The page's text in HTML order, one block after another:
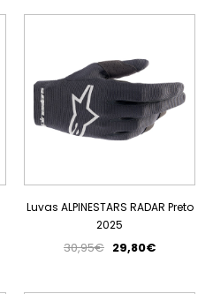
Luvas ALPINESTARS RADAR Preto
2025
30,95€ 29,80€